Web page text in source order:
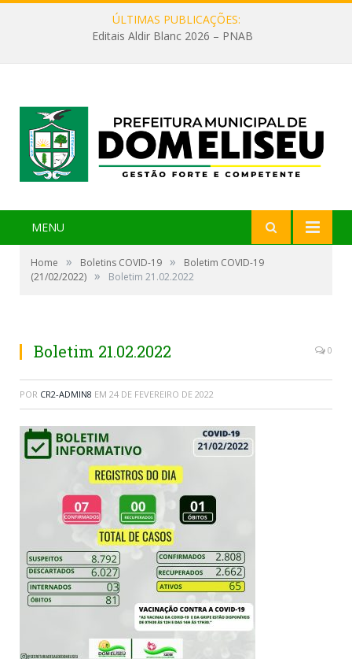
ÚLTIMAS PUBLICAÇÕES:
Editais Aldir Blanc 2026 – PNAB
MENU
Home » Boletins COVID-19 »
Boletim COVID-19
(21/02/2022) » Boletim 21.02.2022
Boletim 21.02.2022 0
POR CR2-ADMIN8 EM 24 DE FEVEREIRO DE 2022